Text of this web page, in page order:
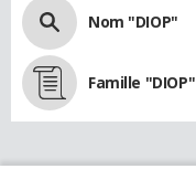
Nom "DIOP"
Famille "DIOP"